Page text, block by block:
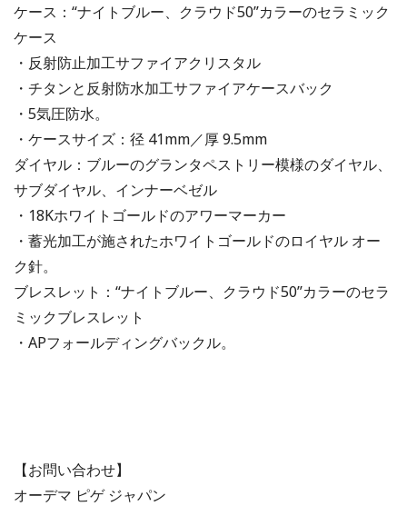
ケース：“ナイトブルー、クラウド50”カラーのセラミック
ケース
・反射防止加工サファイアクリスタル
・チタンと反射防水加工サファイアケースバック
・5気圧防水。
・ケースサイズ：径 41mm／厚 9.5mm
ダイヤル：ブルーのグランタペストリー模様のダイヤル、
サブダイヤル、インナーベゼル
・18Kホワイトゴールドのアワーマーカー
・蓄光加工が施されたホワイトゴールドのロイヤル オー
ク針。
ブレスレット：“ナイトブルー、クラウド50”カラーのセラ
ミックブレスレット
・APフォールディングバックル。
【お問い合わせ】
オーデマ ピゲ ジャパン